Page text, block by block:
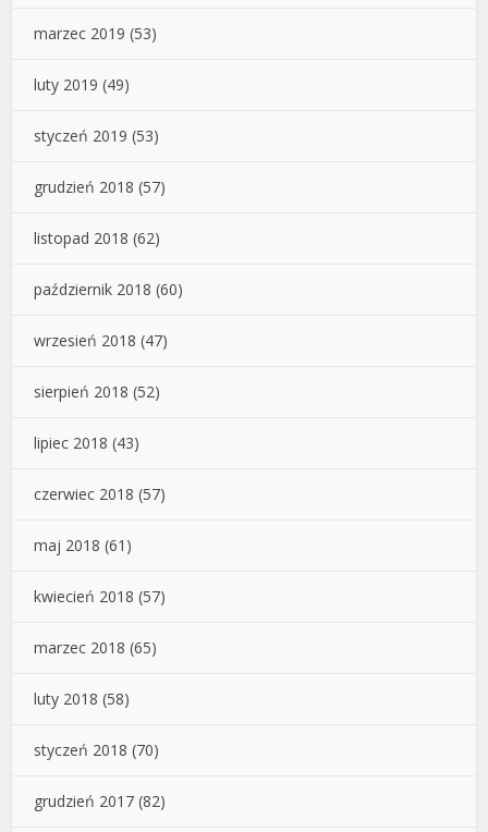
marzec 2019 (53)
luty 2019 (49)
styczeń 2019 (53)
grudzień 2018 (57)
listopad 2018 (62)
październik 2018 (60)
wrzesień 2018 (47)
sierpień 2018 (52)
lipiec 2018 (43)
czerwiec 2018 (57)
maj 2018 (61)
kwiecień 2018 (57)
marzec 2018 (65)
luty 2018 (58)
styczeń 2018 (70)
grudzień 2017 (82)